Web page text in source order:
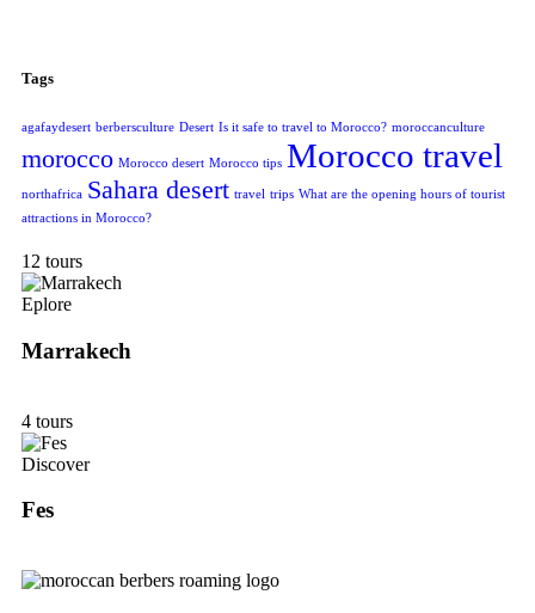
Tags
agafaydesert berbersculture Desert Is it safe to travel to Morocco? moroccanculture
morocco Morocco desert Morocco tips Morocco travel
northafrica Sahara desert travel trips What are the opening hours of tourist
attractions in Morocco?
12 tours
Eplore
Marrakech
4 tours
Discover
Fes